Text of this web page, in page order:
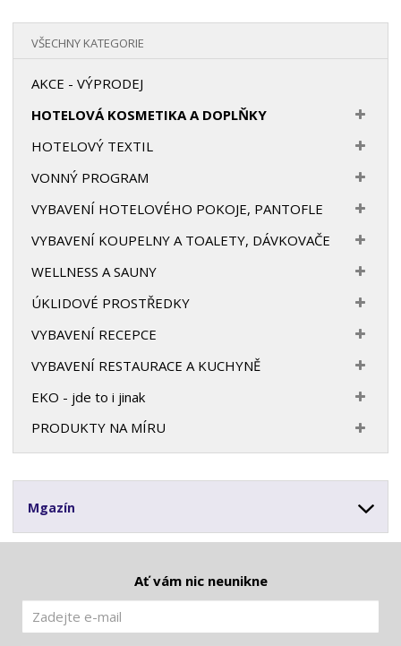
VŠECHNY KATEGORIE
AKCE - VÝPRODEJ
HOTELOVÁ KOSMETIKA A DOPLŇKY
HOTELOVÝ TEXTIL
VONNÝ PROGRAM
VYBAVENÍ HOTELOVÉHO POKOJE, PANTOFLE
VYBAVENÍ KOUPELNY A TOALETY, DÁVKOVAČE
WELLNESS A SAUNY
ÚKLIDOVÉ PROSTŘEDKY
VYBAVENÍ RECEPCE
VYBAVENÍ RESTAURACE A KUCHYNĚ
EKO - jde to i jinak
PRODUKTY NA MÍRU
Mgazín
Ať vám nic neunikne